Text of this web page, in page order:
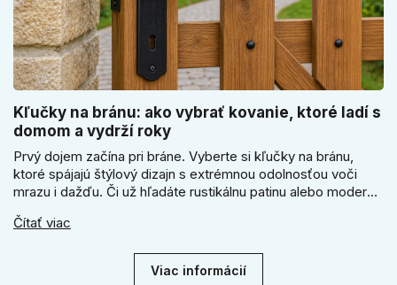
Kľučky na bránu: ako vybrať kovanie, ktoré ladí s
domom a vydrží roky
Prvý dojem začína pri bráne. Vyberte si kľučky na bránu,
ktoré spájajú štýlový dizajn s extrémnou odolnosťou voči
mrazu i dažďu. Či už hľadáte rustikálnu patinu alebo moderné
vydrží roky. Zabezpečte svoj vstup kvalitou, ktorá prežije
Čítať viac
Viac informácií